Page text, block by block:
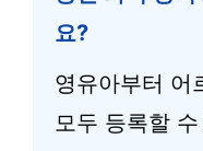
요?
영유아부터 어
모두 등록할